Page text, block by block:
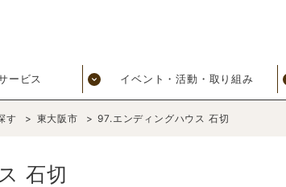
ービス イベント・活動・取り組み
す > 東大阪市 > 97.エンディングハウス 石切
石切